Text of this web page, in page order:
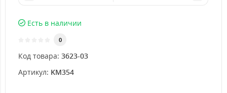
Есть в наличии
0
Код товара: 3623-03
Артикул: KM354